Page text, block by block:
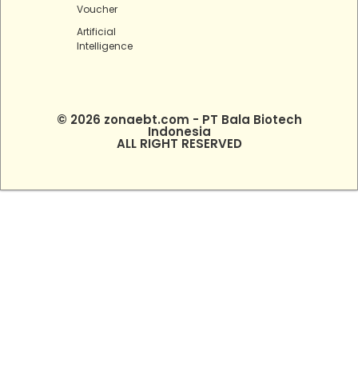
Voucher
Artificial
Intelligence
© 2026 zonaebt.com - PT Bala Biotech
Indonesia
ALL RIGHT RESERVED